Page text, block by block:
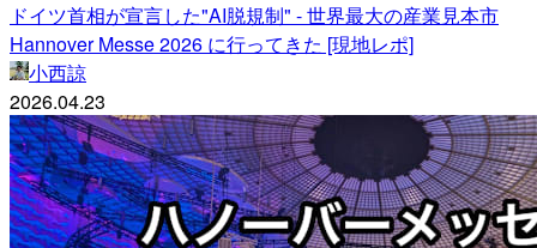
ドイツ首相が宣言した"AI脱規制" - 世界最大の産業見本市
Hannover Messe 2026 に行ってきた [現地レポ]
小西諒
2026.04.23